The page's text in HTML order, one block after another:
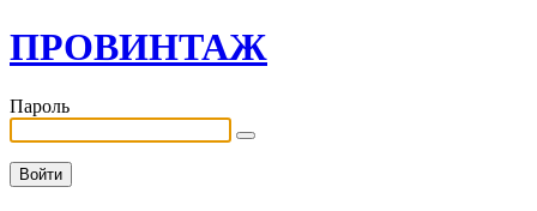
ПРОВИНТАЖ
Пароль